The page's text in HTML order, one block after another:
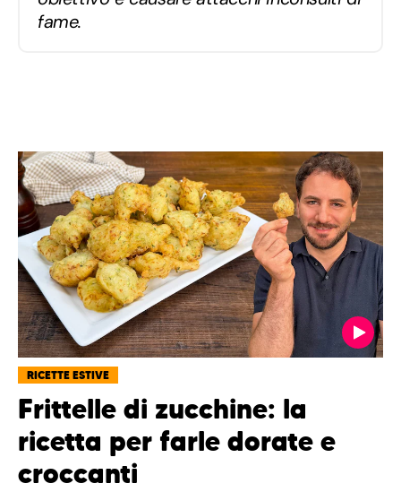
fame.
RICETTE ESTIVE
Frittelle di zucchine: la
ricetta per farle dorate e
croccanti